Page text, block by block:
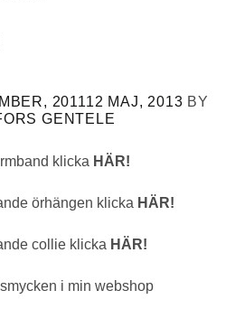
201112 MAJ, 2013 BY
GENTELE
klicka HÄR!
örhängen klicka HÄR!
collie klicka HÄR!
i min webshop